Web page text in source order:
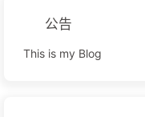
公告
This is my Blog